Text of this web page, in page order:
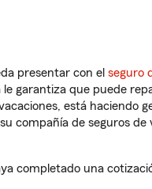
presentar con el seguro
le garantiza que puede
está haciendo
compañía de seguros
completado una